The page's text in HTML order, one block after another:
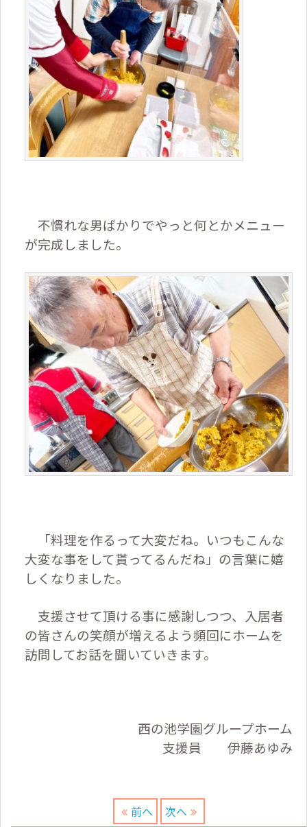
不慣れな男ばかりでやっと何とかメニュー
が完成しました。
「料理を作るって大変だね。いつもこんな
大変な事をして貰ってるんだね」の言葉に嬉
しくなりました。
支援させて頂ける事に感謝しつつ、入居者
の皆さんの笑顔が増えるよう頻回にホームを
訪問してお話を聞いていきます。
西の池学園グループホーム
支援員 伊藤あゆみ
前へ 次へ